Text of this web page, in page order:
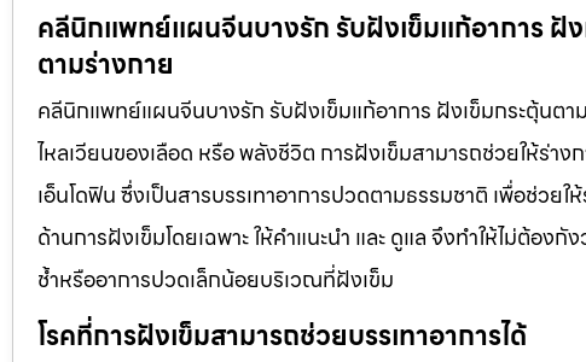
คลีนิกแพทย์แผนจีนบางรัก รับฝังเข็มแก้อาการ ฝัง
ตามร่างกาย
คลีนิกแพทย์แผนจีนบางรัก รับฝังเข็มแก้อาการ ฝังเข็มกระตุ้นตา
ไหลเวียนของเลือด หรือ พลังชีวิต การฝังเข็มสามารถช่วยให้ร่า
เอ็นโดฟิน ซึ่งเป็นสารบรรเทาอาการปวดตามธรรมชาติ เพื่อช่ว
ด้านการฝังเข็มโดยเฉพาะ ให้คำแนะนำ และ ดูแล จึงทำให้ไม่ต้อ
ช้ำหรืออาการปวดเล็กน้อยบริเวณที่ฝังเข็ม
โรคที่การฝังเข็มสามารถช่วยบรรเทาอาการได้